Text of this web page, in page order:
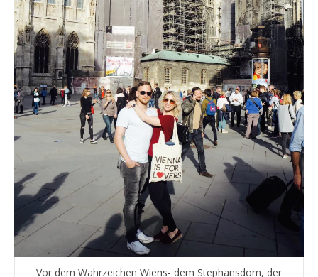
Vor dem Wahrzeichen Wiens- dem Stephansdom, der